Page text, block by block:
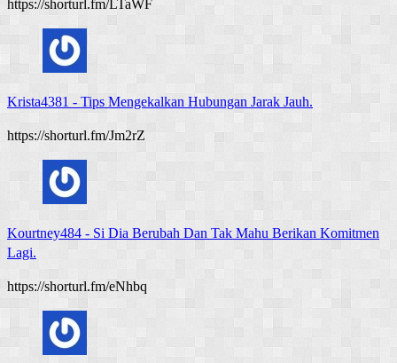
https://shorturl.fm/LTaWF
Krista4381 - Tips Mengekalkan Hubungan Jarak Jauh.
https://shorturl.fm/Jm2rZ
Kourtney484 - Si Dia Berubah Dan Tak Mahu Berikan Komitmen
Lagi.
https://shorturl.fm/eNhbq